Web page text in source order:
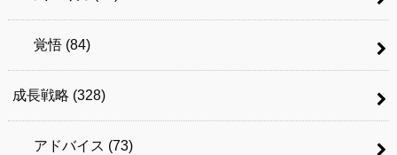
覚悟 (84)
成長戦略 (328)
アドバイス (73)